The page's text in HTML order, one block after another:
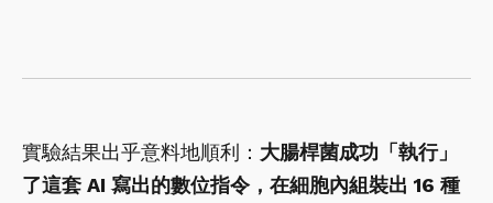
實驗結果出乎意料地順利： 大腸桿菌成功「執行」
了這套 AI 寫出的數位指令，在細胞內組裝出 16 種